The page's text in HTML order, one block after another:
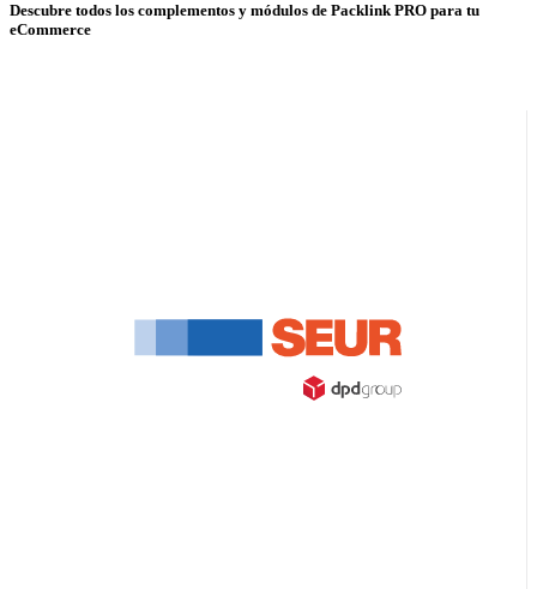
Descubre todos los complementos y módulos de Packlink PRO para tu
eCommerce